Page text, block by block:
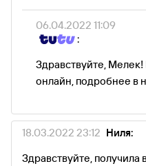
06.04.2022 11:09
:
Здравствуйте,
онлайн, подробнее в
18.03.2022 23:12 Ниля:
Здравствуйте, получила